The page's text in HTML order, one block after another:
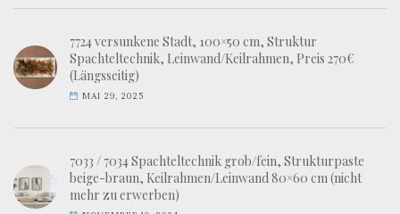
7724 versunkene Stadt, 100×50 cm, Struktur
Spachteltechnik, Leinwand/Keilrahmen, Preis 270€
(Längsseitig)
MAI 29, 2025
7033 / 7034 Spachteltechnik grob/fein, Strukturpaste
beige-braun, Keilrahmen/Leinwand 80×60 cm (nicht
mehr zu erwerben)